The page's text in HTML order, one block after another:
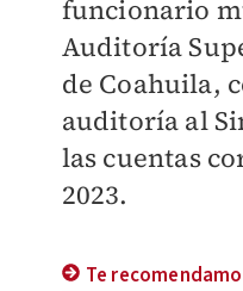
funcionario
Auditoría
de Coahuila,
auditoría al
las cuentas
2023.
Te